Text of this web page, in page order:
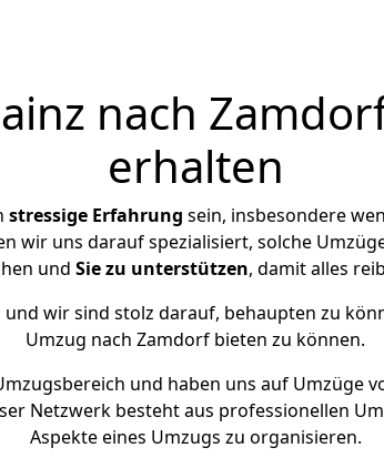
nach
erhalten
stressige Erfahrung sein, insbesondere
wir uns darauf spezialisiert, solche
und Sie zu unterstützen, damit alles
und wir sind stolz darauf, behaupten zu
Umzug nach Zamdorf bieten zu können.
und haben uns auf Umzüge
Netzwerk besteht aus professionellen
Aspekte eines Umzugs zu organisieren.